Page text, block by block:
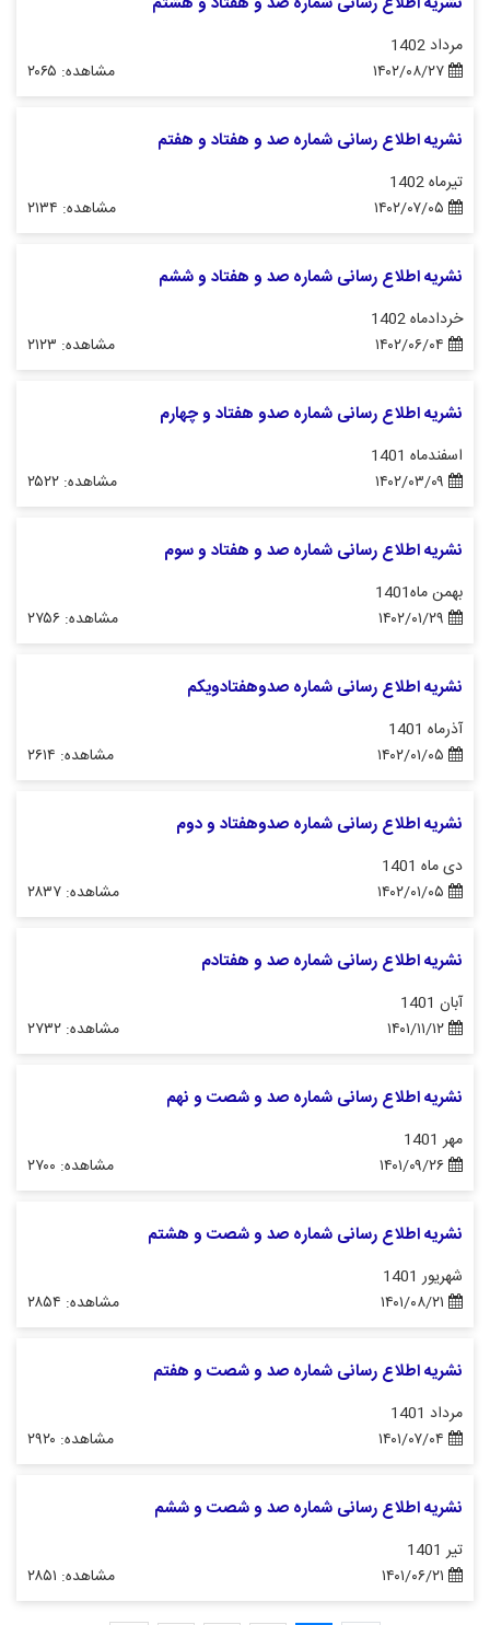
مرداد 1402
مشاهده: ۲۰۶۵
نشریه اطلاع رسانی شماره صد و هفتاد و هفتم
تیرماه 1402
مشاهده: ۲۱۳۴
نشریه اطلاع رسانی شماره صد و هفتاد و ششم
خردادماه 1402
مشاهده: ۲۱۲۳
نشریه اطلاع رسانی شماره صدو هفتاد و چهارم
اسفندماه 1401
مشاهده: ۲۵۲۲
نشریه اطلاع رسانی شماره صد و هفتاد و سوم
بهمن ماه1401
مشاهده: ۲۷۵۶
نشریه اطلاع رسانی شماره صدوهفتادویکم
آذرماه 1401
مشاهده: ۲۶۱۴
نشریه اطلاع رسانی شماره صدوهفتاد و دوم
دی ماه 1401
مشاهده: ۲۸۳۷
نشریه اطلاع رسانی شماره صد و هفتادم
آبان 1401
مشاهده: ۲۷۳۲
نشریه اطلاع رسانی شماره صد و شصت و نهم
مهر 1401
مشاهده: ۲۷۰۰
نشریه اطلاع رسانی شماره صد و شصت و هشتم
شهریور 1401
مشاهده: ۲۸۵۴
نشریه اطلاع رسانی شماره صد و شصت و هفتم
مرداد 1401
مشاهده: ۲۹۲۰
نشریه اطلاع رسانی شماره صد و شصت و ششم
تیر 1401
مشاهده: ۲۸۵۱